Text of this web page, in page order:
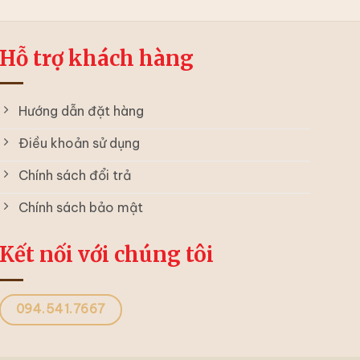
Hỗ trợ khách hàng
Hướng dẫn đặt hàng
Điều khoản sử dụng
Chính sách đổi trả
Chính sách bảo mật
Kết nối với chúng tôi
094.541.7667